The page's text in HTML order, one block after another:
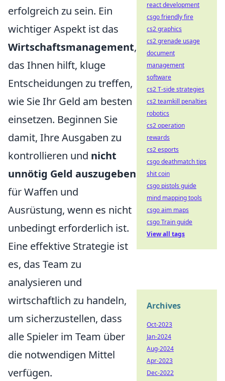
erfolgreich zu sein. Ein
wichtiger Aspekt ist das
Wirtschaftsmanagement,
das Ihnen hilft, kluge
Entscheidungen zu treffen,
wie Sie Ihr Geld am besten
einsetzen. Beginnen Sie
damit, Ihre Ausgaben zu
kontrollieren und nicht
unnötig Geld auszugeben
für Waffen und
Ausrüstung, wenn es nicht
unbedingt erforderlich ist.
Eine effektive Strategie ist
es, das Team zu
analysieren und
wirtschaftlich zu handeln,
um sicherzustellen, dass
alle Spieler im Team über
die notwendigen Mittel
verfügen.
react development
csgo friendly fire
cs2 graphics
cs2 grenade usage
document
management
software
cs2 T-side strategies
cs2 teamkill penalties
robotics
cs2 operation
rewards
cs2 esports
csgo deathmatch tips
shit coin
csgo pistols guide
mind mapping tools
csgo aim maps
csgo Train guide
View all tags
Archives
Oct-2023
Jan-2024
Aug-2024
Apr-2023
Dec-2022